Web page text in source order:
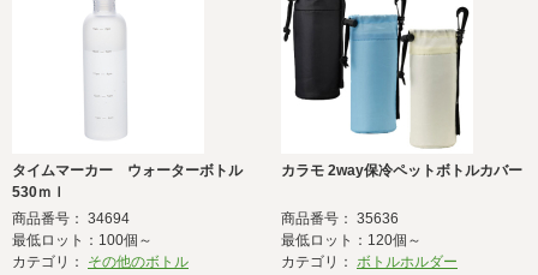
タイムマーカー ウォーターボトル
530ｍｌ
商品番号： 34694
最低ロット：100個～
カテゴリ： その他のボトル
カラモ 2way保冷ペットボトルカバー
商品番号： 35636
最低ロット：120個～
カテゴリ： ボトルホルダー